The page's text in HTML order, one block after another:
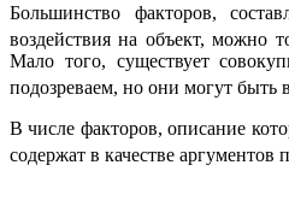
Большинство факторов,
воздействия на объект, можно
Мало того, существует
подозреваем, но они могут быть
В числе факторов, описание
содержат в качестве